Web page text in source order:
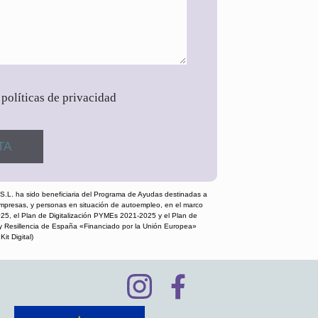
de privacidad
ha sido beneficiaria del Programa de Ayudas destinadas a
y personas en situación de autoempleo, en el marco
el Plan de Digitalización PYMEs 2021-2025 y el Plan de
Resillencia de España «Financiado por la Unión Europea»
Digital)